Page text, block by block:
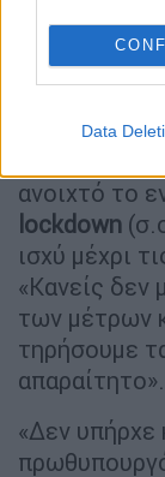
Data
σήμερα
Δεκέμβριο
ανοιχτό το
lockdown
ισχύ μέχρι
«Κανείς δεν
των μέτρων
τηρήσουμε
απαραίτητο».
«Δεν υπήρχε